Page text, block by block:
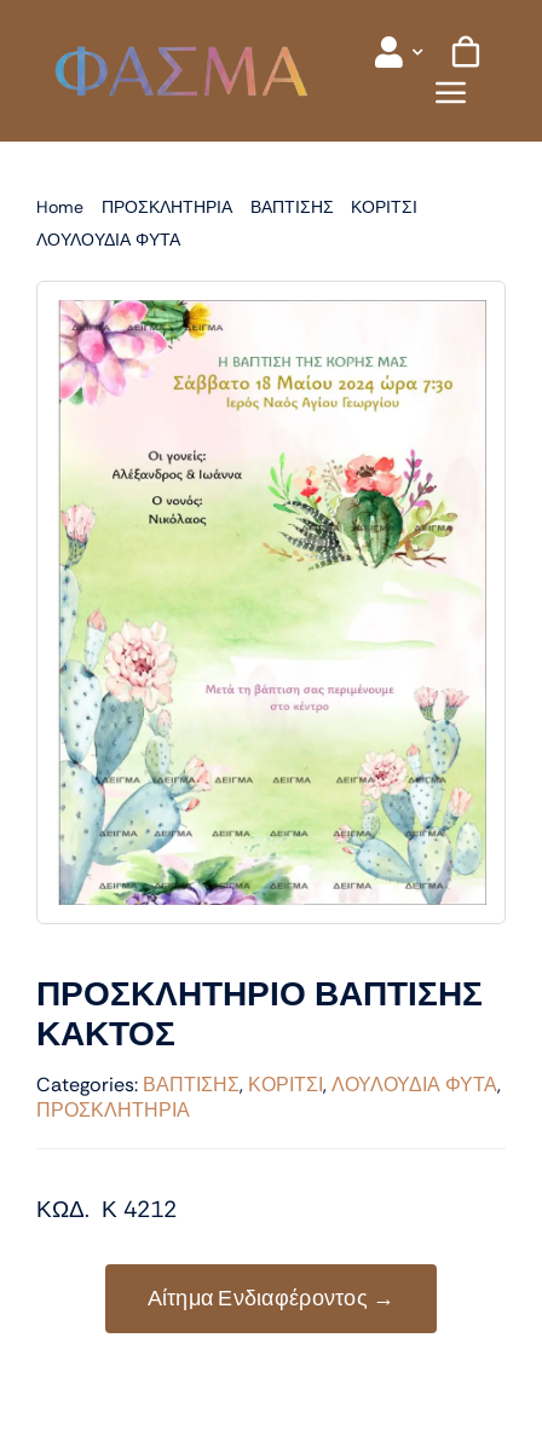
content
Home ΠΡΟΣΚΛΗΤΗΡΙΑ ΒΑΠΤΙΣΗΣ
ΚΟΡΙΤΣΙ
ΛΟΥΛΟΥΔΙΑ ΦΥΤΑ
ΠΡΟΣΚΛΗΤΗΡΙΟ ΒΑΠΤΙΣΗΣ
ΚΑΚΤΟΣ
Categories: ΒΑΠΤΙΣΗΣ, ΚΟΡΙΤΣΙ,ΛΟΥΛΟΥΔΙΑ ΦΥΤΑ,
ΠΡΟΣΚΛΗΤΗΡΙΑ
ΚΩΔ. Κ 4212
Αίτημα Ενδιαφέροντος →